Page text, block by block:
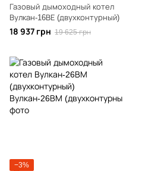
Газовый дымоходный котел
Вулкан-16ВЕ (двухконтурный)
18 937 грн 19 625 грн
−3%